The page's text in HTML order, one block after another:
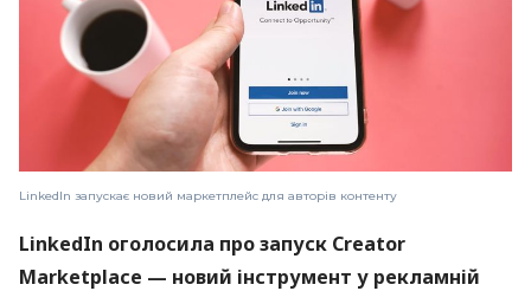
LinkedIn запускає новий маркетплейс для авторів контенту
LinkedIn оголосила про запуск Creator
Marketplace — новий інструмент у рекламній